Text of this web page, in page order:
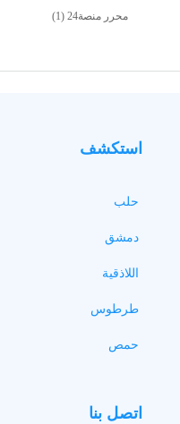
محرر منصة24 (1)
استكشف
حلب
دمشق
اللاذقية
طرطوس
حمص
اتصل بنا